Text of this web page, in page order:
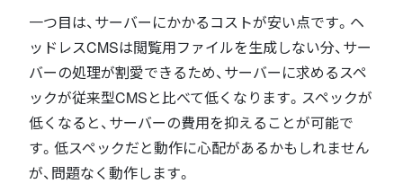
一つ目は、サーバーにかかるコストが安い点です。ヘ
ッドレスCMSは閲覧用ファイルを生成しない分、サー
バーの処理が割愛できるため、サーバーに求めるスペ
ックが従来型CMSと比べて低くなります。スペックが
低くなると、サーバーの費用を抑えることが可能で
す。低スペックだと動作に心配があるかもしれません
が、問題なく動作します。